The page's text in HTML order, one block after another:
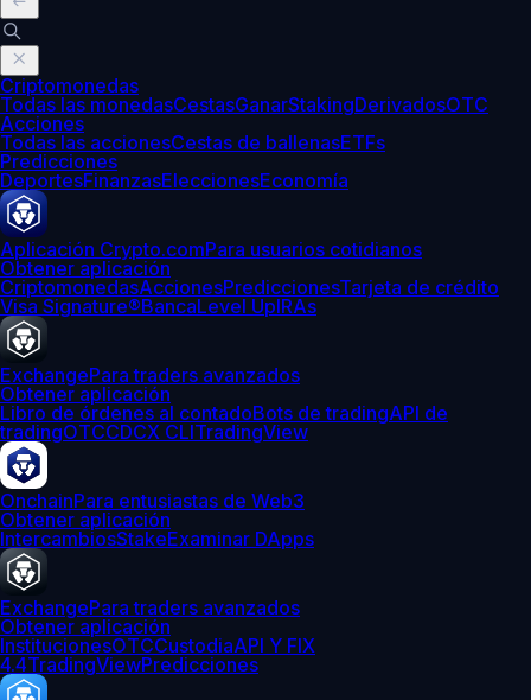
Criptomonedas
Todas las monedasCestasGanarStakingDerivadosOTC
Acciones
Todas las accionesCestas de ballenasETFs
Predicciones
DeportesFinanzasEleccionesEconomía
Aplicación Crypto.comPara usuarios cotidianos
Obtener aplicación
CriptomonedasAccionesPrediccionesTarjeta de crédito
Visa Signature®BancaLevel UpIRAs
ExchangePara traders avanzados
Obtener aplicación
Libro de órdenes al contadoBots de tradingAPI de
tradingOTCCDCX CLITradingView
OnchainPara entusiastas de Web3
Obtener aplicación
IntercambiosStakeExaminar DApps
ExchangePara traders avanzados
Obtener aplicación
InstitucionesOTCCustodiaAPI Y FIX
4.4TradingViewPredicciones